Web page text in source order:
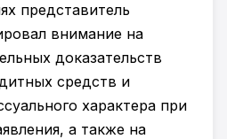
представитель
внимание на
доказательств
средств и
характера при
а также на